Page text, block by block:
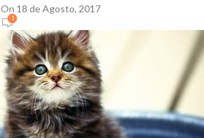
On 18 de Agosto, 2017
1